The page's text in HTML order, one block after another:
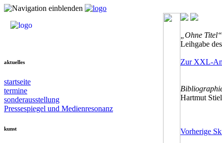
aktuelles
startseite
termine
sonderausstellung
Pressespiegel und Medienresonanz
kunst
„Ohne
Leihgabe
Zur XXL-
Hartmut
Vorherige